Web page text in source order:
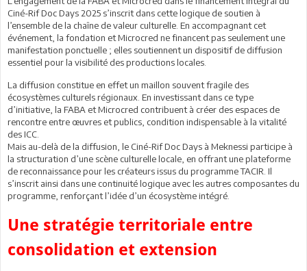
Ciné-Rif Doc Days 2025 s’inscrit dans cette logique de soutien à
l’ensemble de la chaîne de valeur culturelle. En accompagnant cet
événement, la fondation et Microcred ne financent pas seulement une
manifestation ponctuelle ; elles soutiennent un dispositif de diffusion
essentiel pour la visibilité des productions locales.
La diffusion constitue en effet un maillon souvent fragile des
écosystèmes culturels régionaux. En investissant dans ce type
d’initiative, la FABA et Microcred contribuent à créer des espaces de
rencontre entre œuvres et publics, condition indispensable à la vitalité
des ICC.
Mais au-delà de la diffusion, le Ciné-Rif Doc Days à Meknessi participe à
la structuration d’une scène culturelle locale, en offrant une plateforme
de reconnaissance pour les créateurs issus du programme TACIR. Il
s’inscrit ainsi dans une continuité logique avec les autres composantes du
programme, renforçant l’idée d’un écosystème intégré.
Une stratégie territoriale entre
consolidation et extension